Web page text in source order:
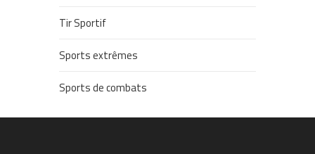
Tir Sportif
Sports extrêmes
Sports de combats